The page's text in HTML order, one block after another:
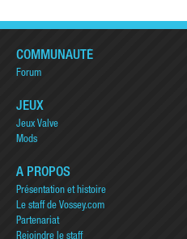
COMMUNAUTÉ
Forum
JEUX
Jeux Valve
Mods
A PROPOS
Présentation et histoire
Le staff de Vossey.com
Partenariat
Rejoindre le staff